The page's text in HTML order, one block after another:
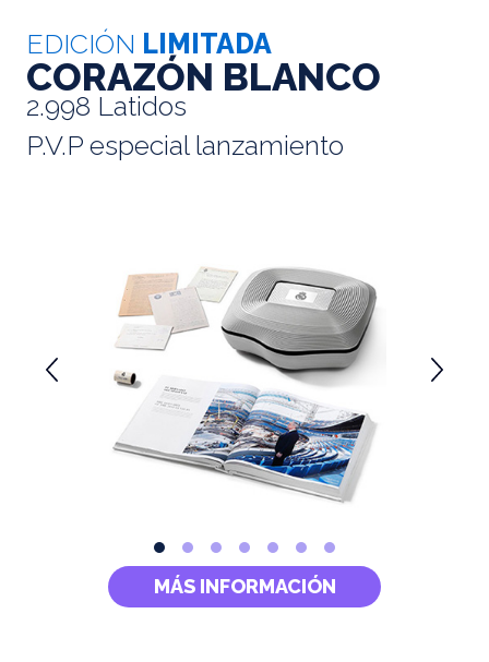
EDICIÓN LIMITADA
CORAZÓN BLANCO
2.998 Latidos
P.V.P especial lanzamiento
MÁS INFORMACIÓN